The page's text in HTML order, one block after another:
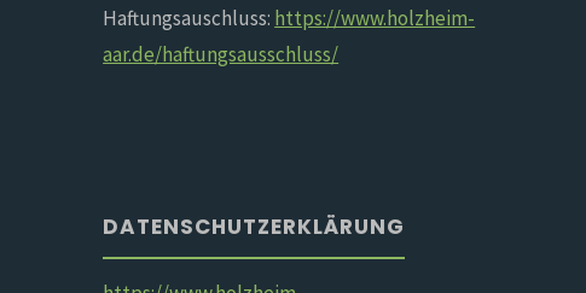
Haftungsauschluss: https://www.holzheim-
aar.de/haftungsausschluss/
DATENSCHUTZERKLÄRUNG